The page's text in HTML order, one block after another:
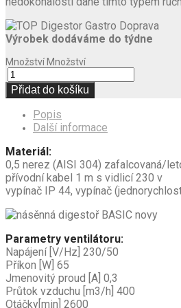
Výrobek dodáváme do týdne
Množství Množství
Přidat do košíku
Popis
Další informace
Materiál:
0,5 nerez (AISI 304) zafalcovaná/
přívodní kabel 1 m s vidlicí 230 v
vypínač IP 44, vypínač
Parametry ventilátoru:
Napájení [V/Hz] 230/50
Příkon [W] 65
Jmenovitý proud [A] 0,3
Průtok vzduchu [m3/h] 400
Otáčky[min] 2600